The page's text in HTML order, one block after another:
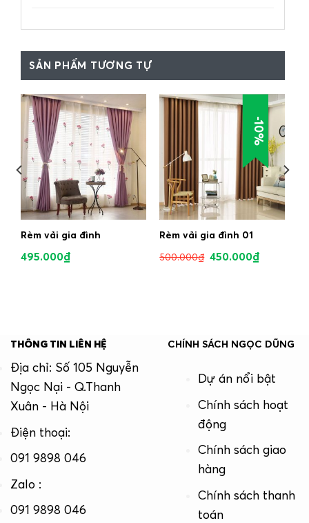
SẢN PHẨM TƯƠNG TỰ
Rèm vải gia đình
495.000₫
-10%
Rèm vải gia đình 01
500.000₫ 450.000₫
THÔNG TIN LIÊN HỆ
Địa chỉ: Số 105 Nguyễn
Ngọc Nại - Q.Thanh
Xuân - Hà Nội
Điện thoại:
091 9898 046
Zalo :
091 9898 046
CHÍNH SÁCH NGỌC DŨNG
Dự án nổi bật
Chính sách hoạt
động
Chính sách giao
hàng
Chính sách thanh
toán